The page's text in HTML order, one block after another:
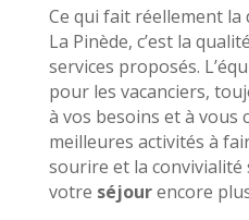
Ce qui fait réellement
La Pinède, c’est la
services proposés.
pour les vacanciers,
à vos besoins et à vous
meilleures activités à
sourire et la
votre séjourencore